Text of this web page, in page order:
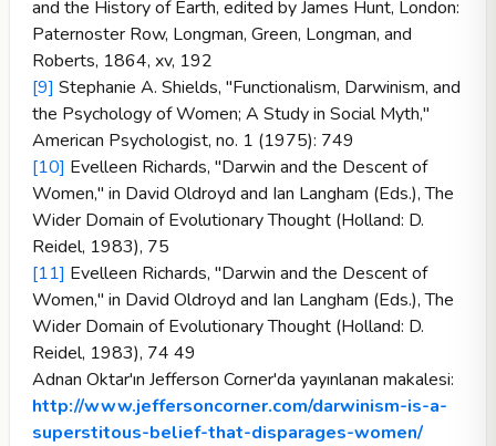
and the History of Earth, edited by James Hunt, London:
Paternoster Row, Longman, Green, Longman, and
Roberts, 1864, xv, 192
[9] Stephanie A. Shields, "Functionalism, Darwinism, and
the Psychology of Women; A Study in Social Myth,"
American Psychologist, no. 1 (1975): 749
[10] Evelleen Richards, "Darwin and the Descent of
Women," in David Oldroyd and Ian Langham (Eds.), The
Wider Domain of Evolutionary Thought (Holland: D.
Reidel, 1983), 75
[11] Evelleen Richards, "Darwin and the Descent of
Women," in David Oldroyd and Ian Langham (Eds.), The
Wider Domain of Evolutionary Thought (Holland: D.
Reidel, 1983), 74 49
Adnan Oktar'ın Jefferson Corner'da yayınlanan makalesi:
http://www.jeffersoncorner.com/darwinism-is-a-
superstitous-belief-that-disparages-women/